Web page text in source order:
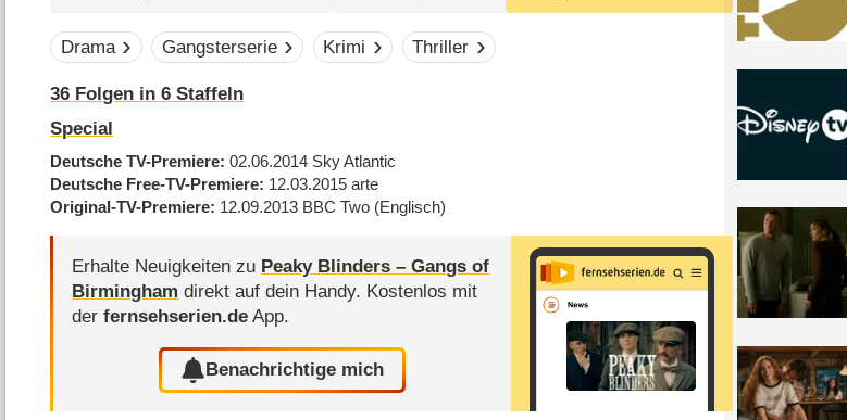
Drama Gangsterserie Krimi Thriller
36 Folgen in6 Staffeln
Special
Deutsche TV-Premiere 02.06.2014 Sky Atlantic
Deutsche Free-TV-Premiere 12.03.2015arte
Original-TV-Premiere 12.09.2013 BBC Two (Englisch)
Erhalte Neuigkeiten zu Peaky Blinders – Gangs of
Birmingham direkt auf dein Handy. Kostenlos mit
derfernsehserien.de App.
Benachrichtige mich